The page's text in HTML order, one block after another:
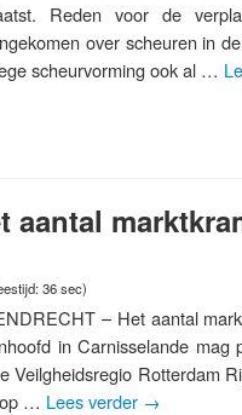
Reden voor de
over scheuren in
scheurvorming ook al …
aantal
36 sec)
– Het aantal
in Carnisselande
Veilgheidsregio Rotterdam
… Lees verder →